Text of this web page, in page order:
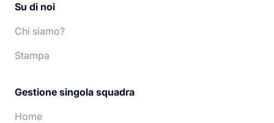
Su di noi
Chi siamo?
Stampa
Gestione singola squadra
Home